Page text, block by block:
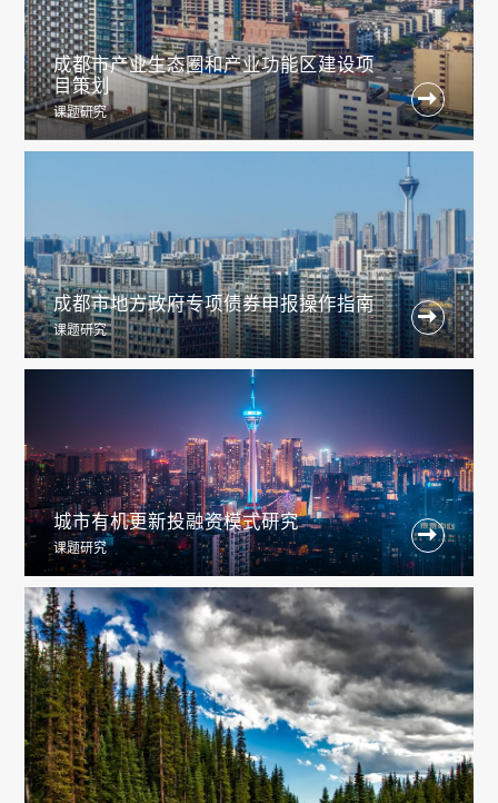
成都市产业生态圈和产业功能区建设项
目策划
课题研究

成都市地方政府专项债券申报操作指南
课题研究

城市有机更新投融资模式研究
课题研究
